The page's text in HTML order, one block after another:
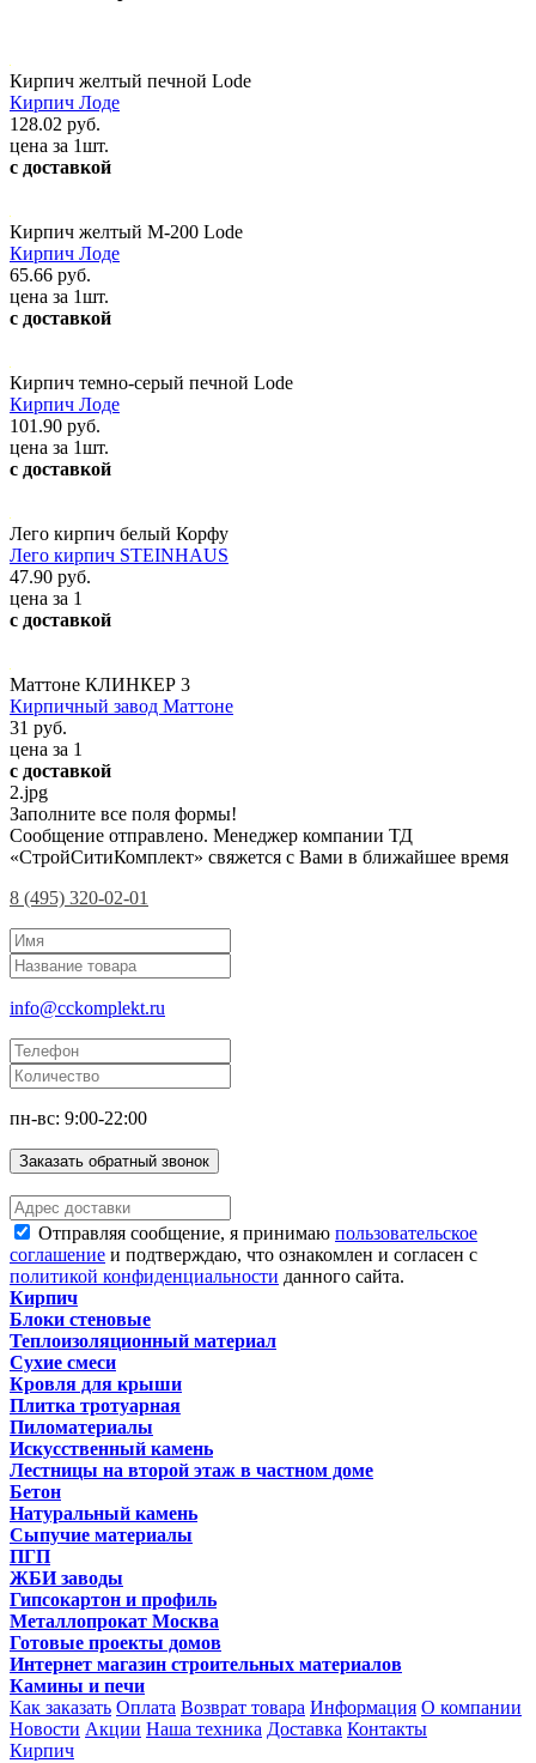
Кирпич желтый печной Lode
Кирпич Лоде
128.02 руб.
цена за 1шт.
с доставкой
Кирпич желтый М-200 Lode
Кирпич Лоде
65.66 руб.
цена за 1шт.
с доставкой
Кирпич темно-серый печной Lode
Кирпич Лоде
101.90 руб.
цена за 1шт.
с доставкой
Лего кирпич белый Корфу
Лего кирпич STEINHAUS
47.90 руб.
цена за 1
с доставкой
Маттоне КЛИНКЕР 3
Кирпичный завод Маттоне
31 руб.
цена за 1
с доставкой
2.jpg
Заполните все поля формы!
Сообщение отправлено. Менеджер компании ТД
«СтройСитиКомплект» свяжется с Вами в ближайшее время
8 (495) 320-02-01
info@cckomplekt.ru
пн-вс: 9:00-22:00
Заказать обратный звонок
Отправляя сообщение, я принимаю пользовательское
соглашение и подтверждаю, что ознакомлен и согласен с
политикой конфиденциальности данного сайта.
Кирпич
Блоки стеновые
Теплоизоляционный материал
Сухие смеси
Кровля для крыши
Плитка тротуарная
Пиломатериалы
Искусственный камень
Лестницы на второй этаж в частном доме
Бетон
Натуральный камень
Сыпучие материалы
ПГП
ЖБИ заводы
Гипсокартон и профиль
Металлопрокат Москва
Готовые проекты домов
Интернет магазин строительных материалов
Камины и печи
Как заказать Оплата Возврат товара Информация О компании
Новости Акции Наша техника Доставка Контакты
Кирпич